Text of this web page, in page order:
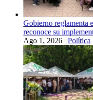
Gobierno reglamenta
reconoce su
Ago 1, 2026 | Política